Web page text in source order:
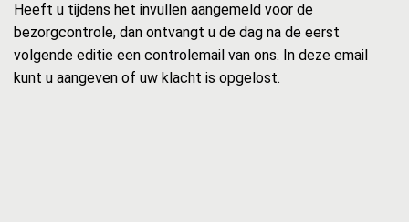
Heeft u tijdens het invullen aangemeld voor de
bezorgcontrole, dan ontvangt u de dag na de eerst
volgende editie een controlemail van ons. In deze email
kunt u aangeven of uw klacht is opgelost.